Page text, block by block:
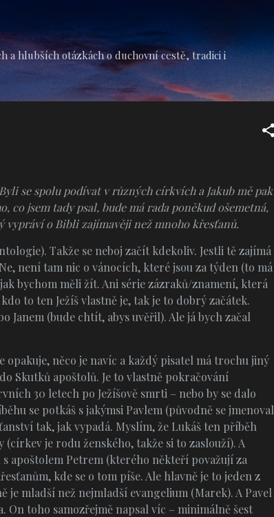
a hlubších otázkách o duchovní cestě, tradici i
se spolu podívat v různých církvích a Jakub mě pak
jsem tady psal, bude má rada poněkud ošemetná,
vypráví o Bibli zajímavěji než mnoho křesťanů.
Takže se neboj začít kdekoliv. Jestli tě zajímá
není tam nic o vánocích, které jsou za týden (to má
bychom měli žít. Ani série zázraků/znamení, která
to ten Ježíš vlastně je, tak je to dobrý začátek.
Janem (bude chtít, abys uvěřil). Ale já bych začal
něco je navíc a každý pisatel má trochu jiný
Skutků apoštolů. Je to vlastně pokračování
30 letech po Ježíšově smrti – nebo by se dalo
se potkáš s jakýmsi Pavlem (původně se jmenoval
tak, jak vypadá. Myslím, že Lukáš ten příběh
je rodu ženského, takže si to zaslouží). A
apoštolem Petrem (kterého někteří považují za
kde se o tom píše. Ale hlavně je to jeden z
mladší než nejmladší evangelium (Marek). A Pavel
toho samozřejmě napsal víc – minimálně šest